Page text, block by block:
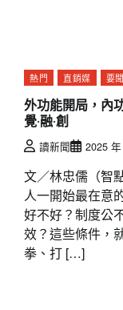
熱門 直銷媒 要聞
外功能開局，內
覺‧融‧創
讀新聞 2025
文／林忠儒（智
人一開始最在意
好不好？制度公
效？這些條件，
拳、打 […]